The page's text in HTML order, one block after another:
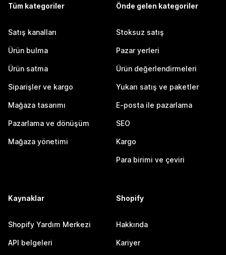
Tüm kategoriler
Satış kanalları
Ürün bulma
Ürün satma
Siparişler ve kargo
Mağaza tasarımı
Pazarlama ve dönüşüm
Mağaza yönetimi
Önde gelen kategoriler
Stoksuz satış
Pazar yerleri
Ürün değerlendirmeleri
Yukarı satış ve paketler
E-posta ile pazarlama
SEO
Kargo
Para birimi ve çeviri
Kaynaklar
Shopify Yardım Merkezi
API belgeleri
Shopify
Hakkında
Kariyer